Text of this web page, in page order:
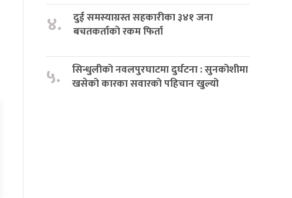
४.
दुई समस्याग्रस्त सहकारीका ३४१ जना
बचतकर्ताको रकम फिर्ता
५.
सिन्धुलीको नवलपुरघाटमा दुर्घटना : सुनकोशीमा
खसेको कारका सवारको पहिचान खुल्यो